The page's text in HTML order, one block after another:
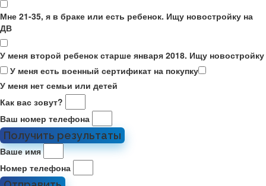
Мне 21-35, я в браке или есть ребенок. Ищу новостройку на
ДВ
У меня второй ребенок старше января 2018. Ищу новостройку
У меня есть военный сертификат на покупку
У меня нет семьи или детей
Как вас зовут?
Ваш номер телефона
Получить результаты
Ваше имя
Номер телефона